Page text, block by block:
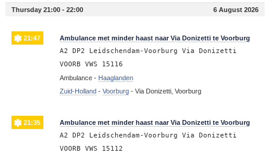
Thursday 21:00 - 22:00 6 August 2026
21:47 Ambulance met minder haast naar Via Donizetti te Voorburg
A2 DP2 Leidschendam-Voorburg Via Donizetti
VOORB VWS 15116
Ambulance - Haaglanden
Zuid-Holland- Voorburg- Via Donizetti, Voorburg
21:35 Ambulance met minder haast naar Via Donizetti te Voorburg
A2 DP2 Leidschendam-Voorburg Via Donizetti
VOORB VWS 15112